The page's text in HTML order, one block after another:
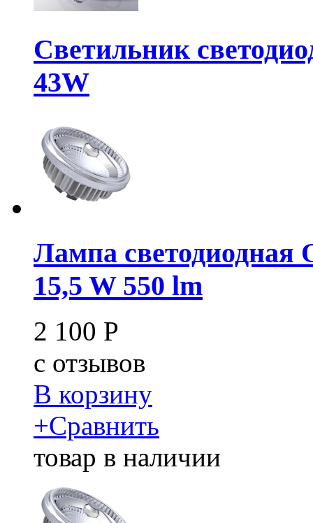
Светильник
43W
Лампа светодиодная
15,5 W 550 lm
2 100 Р
c отзывов
В корзину
+Сравнить
товар в наличии